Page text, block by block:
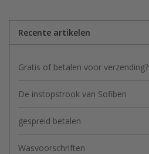
Recente artikelen
Gratis of betalen voor verzending?
De instopstrook van Sofiben
gespreid betalen
Wasvoorschriften